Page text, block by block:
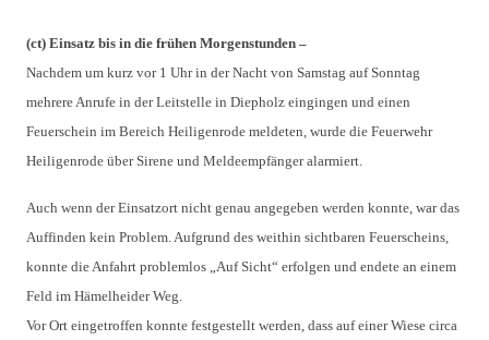
(ct) Einsatz bis in die frühen Morgenstunden –
Nachdem um kurz vor 1 Uhr in der Nacht von Samstag auf Sonntag
mehrere Anrufe in der Leitstelle in Diepholz eingingen und einen
Feuerschein im Bereich Heiligenrode meldeten, wurde die Feuerwehr
Heiligenrode über Sirene und Meldeempfänger alarmiert.
Auch wenn der Einsatzort nicht genau angegeben werden konnte, war das
Auffinden kein Problem. Aufgrund des weithin sichtbaren Feuerscheins,
konnte die Anfahrt problemlos „Auf Sicht“ erfolgen und endete an einem
Feld im Hämelheider Weg.
Vor Ort eingetroffen konnte festgestellt werden, dass auf einer Wiese circa